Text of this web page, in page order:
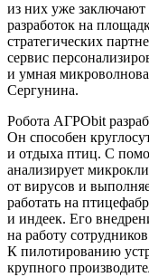
из них уже
разработок на
стратегических
сервис
и умная
Сергунина.
Робота АГРОbit
Он способен
и отдыха птиц. С
анализирует
от вирусов и
работать на
и индеек. Его
на работу
К пилотированию
крупного